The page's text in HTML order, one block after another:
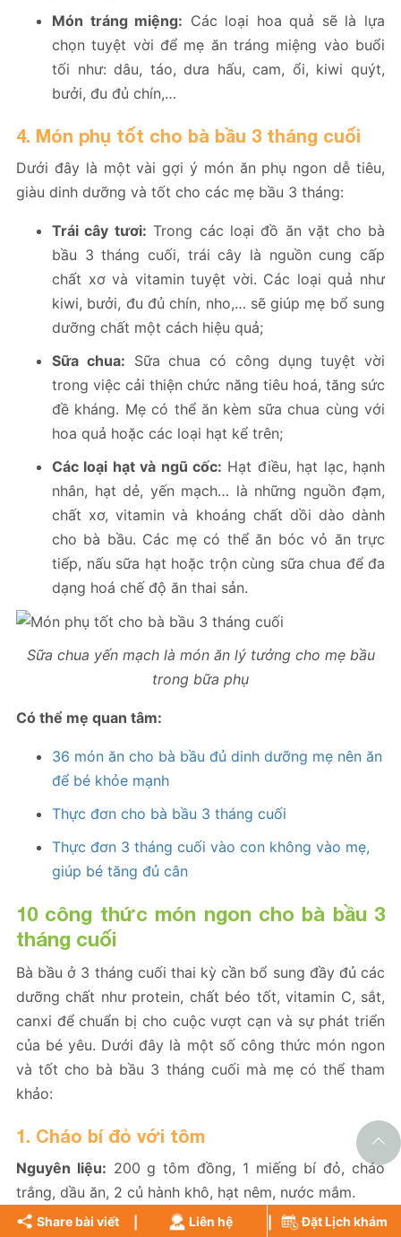
Món tráng miệng: Các loại hoa quả sẽ là lựa
chọn tuyệt vời để mẹ ăn tráng miệng vào buổi
tối như: dâu, táo, dưa hấu, cam, ổi, kiwi quýt,
bưởi, đu đủ chín,…
4. Món phụ tốt cho bà bầu 3 tháng cuối
Dưới đây là một vài gợi ý món ăn phụ ngon dễ tiêu,
giàu dinh dưỡng và tốt cho các mẹ bầu 3 tháng:
Trái cây tươi: Trong các loại đồ ăn vặt cho bà
bầu 3 tháng cuối, trái cây là nguồn cung cấp
chất xơ và vitamin tuyệt vời. Các loại quả như
kiwi, bưởi, đu đủ chín, nho,… sẽ giúp mẹ bổ sung
dưỡng chất một cách hiệu quả;
Sữa chua: Sữa chua có công dụng tuyệt vời
trong việc cải thiện chức năng tiêu hoá, tăng sức
đề kháng. Mẹ có thể ăn kèm sữa chua cùng với
hoa quả hoặc các loại hạt kể trên;
Các loại hạt và ngũ cốc: Hạt điều, hạt lạc, hạnh
nhân, hạt dẻ, yến mạch… là những nguồn đạm,
chất xơ, vitamin và khoáng chất dồi dào dành
cho bà bầu. Các mẹ có thể ăn bóc vỏ ăn trực
tiếp, nấu sữa hạt hoặc trộn cùng sữa chua để đa
dạng hoá chế độ ăn thai sản.
Sữa chua yến mạch là món ăn lý tưởng cho mẹ bầu
trong bữa phụ
Có thể mẹ quan tâm:
36 món ăn cho bà bầu đủ dinh dưỡng mẹ nên ăn
để bé khỏe mạnh
Thực đơn cho bà bầu 3 tháng cuối
Thực đơn 3 tháng cuối vào con không vào mẹ,
giúp bé tăng đủ cân
10 công thức món ngon cho bà bầu 3
tháng cuối
Bà bầu ở 3 tháng cuối thai kỳ cần bổ sung đầy đủ các
dưỡng chất như protein, chất béo tốt, vitamin C, sắt,
canxi để chuẩn bị cho cuộc vượt cạn và sự phát triển
của bé yêu. Dưới đây là một số công thức món ngon
và tốt cho bà bầu 3 tháng cuối mà mẹ có thể tham
khảo:
1. Cháo bí đỏ với tôm
Nguyên liệu: 200 g tôm đồng, 1 miếng bí đỏ, cháo
trắng, dầu ăn, 2 củ hành khô, hạt nêm, nước mắm.
Cách làm:
Share bài viết Liên hệ Đặt Lịch khám